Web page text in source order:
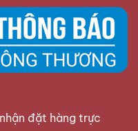
đặt hàng trực